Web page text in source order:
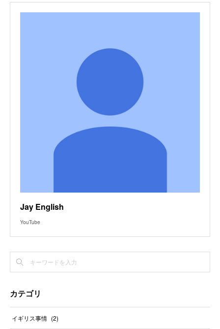
Jay English
YouTube
カテゴリ
イギリス事情 (2)